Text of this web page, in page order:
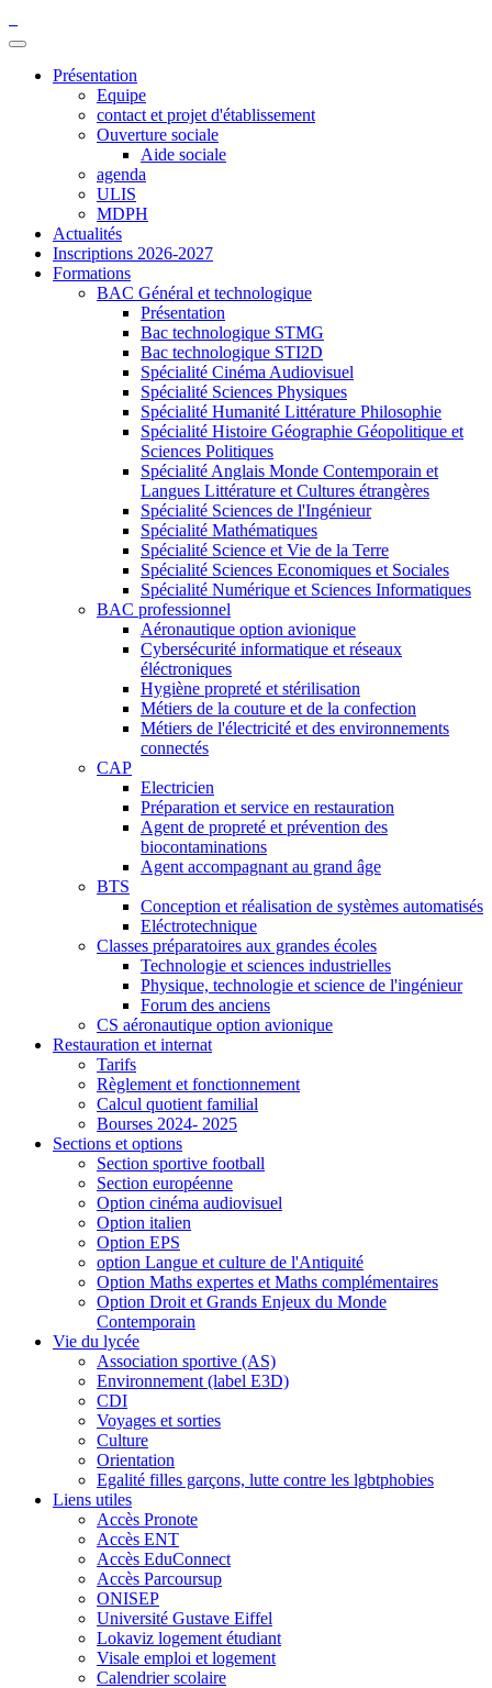
Présentation
Equipe
contact et projet d'établissement
Ouverture sociale
Aide sociale
agenda
ULIS
MDPH
Actualités
Inscriptions 2026-2027
Formations
BAC Général et technologique
Présentation
Bac technologique STMG
Bac technologique STI2D
Spécialité Cinéma Audiovisuel
Spécialité Sciences Physiques
Spécialité Humanité Littérature Philosophie
Spécialité Histoire Géographie Géopolitique et
Sciences Politiques
Spécialité Anglais Monde Contemporain et
Langues Littérature et Cultures étrangères
Spécialité Sciences de l'Ingénieur
Spécialité Mathématiques
Spécialité Science et Vie de la Terre
Spécialité Sciences Economiques et Sociales
Spécialité Numérique et Sciences Informatiques
BAC professionnel
Aéronautique option avionique
Cybersécurité informatique et réseaux
éléctroniques
Hygiène propreté et stérilisation
Métiers de la couture et de la confection
Métiers de l'électricité et des environnements
connectés
CAP
Electricien
Préparation et service en restauration
Agent de propreté et prévention des
biocontaminations
Agent accompagnant au grand âge
BTS
Conception et réalisation de systèmes automatisés
Eléctrotechnique
Classes préparatoires aux grandes écoles
Technologie et sciences industrielles
Physique, technologie et science de l'ingénieur
Forum des anciens
CS aéronautique option avionique
Restauration et internat
Tarifs
Règlement et fonctionnement
Calcul quotient familial
Bourses 2024- 2025
Sections et options
Section sportive football
Section européenne
Option cinéma audiovisuel
Option italien
Option EPS
option Langue et culture de l'Antiquité
Option Maths expertes et Maths complémentaires
Option Droit et Grands Enjeux du Monde
Contemporain
Vie du lycée
Association sportive (AS)
Environnement (label E3D)
CDI
Voyages et sorties
Culture
Orientation
Egalité filles garçons, lutte contre les lgbtphobies
Liens utiles
Accès Pronote
Accès ENT
Accès EduConnect
Accès Parcoursup
ONISEP
Université Gustave Eiffel
Lokaviz logement étudiant
Visale emploi et logement
Calendrier scolaire